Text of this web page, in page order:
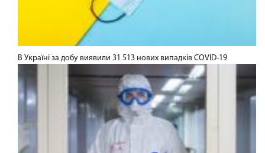
В Україні за добу виявили 31 513 нових випадків COVID-19